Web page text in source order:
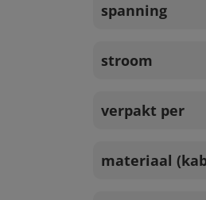
spanning
stroom
verpakt per
materiaal